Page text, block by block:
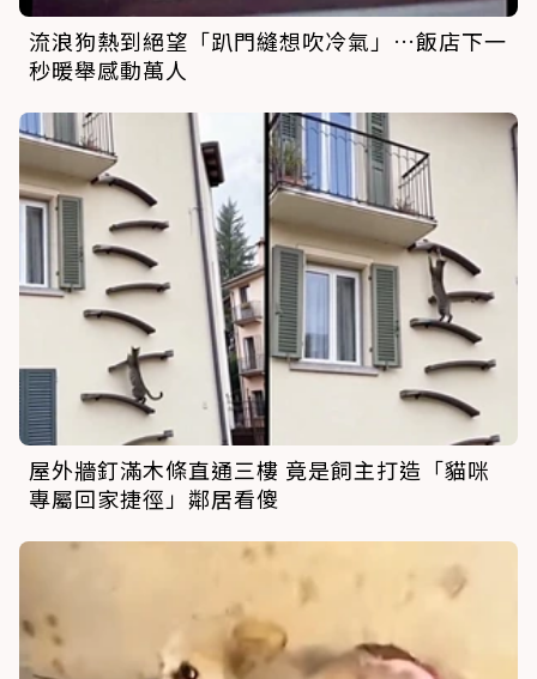
流浪狗熱到絕望「趴門縫想吹冷氣」…飯店下一
秒暖舉感動萬人
屋外牆釘滿木條直通三樓 竟是飼主打造「貓咪
專屬回家捷徑」鄰居看傻